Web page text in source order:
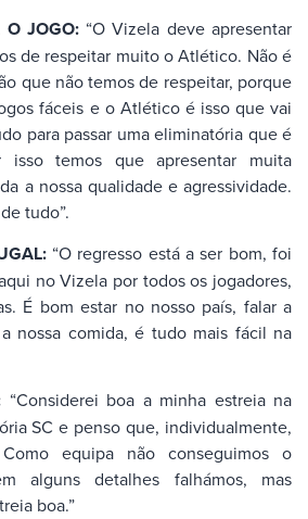
O JOGO: “O Vizela deve apresentar
de respeitar muito o Atlético. Não é
que não temos de respeitar, porque
fáceis e o Atlético é isso que vai
para passar uma eliminatória que é
temos que apresentar muita
a nossa qualidade e agressividade.
tudo”.
“O regresso está a ser bom, foi
no Vizela por todos os jogadores,
É bom estar no nosso país, falar a
nossa comida, é tudo mais fácil na
“Considerei boa a minha estreia na
SC e penso que, individualmente,
equipa não conseguimos o
alguns detalhes falhámos, mas
boa.”